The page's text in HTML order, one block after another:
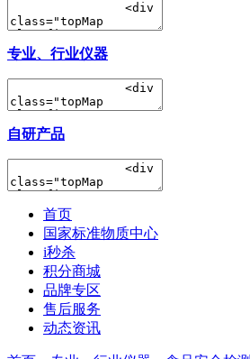
专业、行业仪器
自研产品
首页
国家标准物质中心
i秒杀
积分商城
品牌专区
售后服务
动态资讯